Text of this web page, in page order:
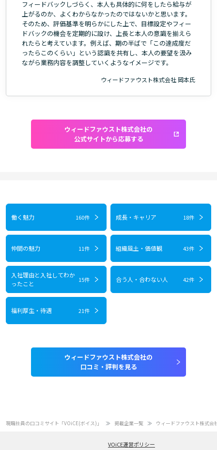
フィードバックしづらく、本人も具体的に何をしたら給与が
上がるのか、よくわからなかったのではないかと思います。
そのため、評価基準を明らかにした上で、目標設定やフィー
ドバックの機会を定期的に設け、上長と本人の意識を揃えら
れたらと考えています。例えば、期の半ばで「この達成度だ
ったらこのくらい」という認識を共有し、本人の要望を汲み
ながら業務内容を調整していくようなイメージです。
ウィードファウスト株式会社 岡本氏
ウィードファウスト株式会社の
公式サイトから応募する
働く魅力 160件 成長・キャリア 18件
仲間の魅力 11件 組織風土・価値観 43件
入社理由と入社してわか
ったこと
15件 合う人・合わない人 42件
福利厚生・待遇 21件
ウィードファウスト株式会社の
口コミ・評判を見る
現職社員の口コミサイト「VOiCE(ボイス)」 掲載企業一覧 ウィードファウスト株式会
VOiCE運営ポリシー